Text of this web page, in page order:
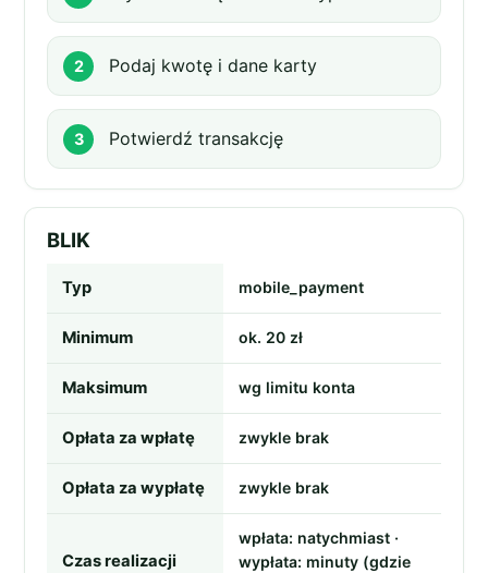
Podaj kwotę i dane karty
Potwierdź transakcję
BLIK
Typ mobile_payment
Minimum ok. 20 zł
Maksimum wg limitu konta
Opłata za wpłatę zwykle brak
Opłata za wypłatę zwykle brak
Czas realizacji
wpłata: natychmiast ·
wypłata: minuty (gdzie